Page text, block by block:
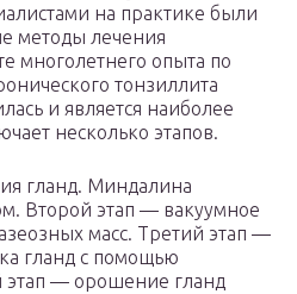
на практике были
методы лечения
многолетнего опыта по
тонзиллита
и является наиболее
несколько этапов.
гланд. Миндалина
Второй этап — вакуумное
масс. Третий этап —
гланд с помощью
этап — орошение гланд